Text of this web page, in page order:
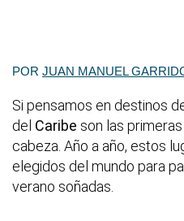
POR JUAN MANUEL
Si pensamos en destinos
del Caribe son las
cabeza. Año a año, estos
elegidos del mundo para
verano soñadas.